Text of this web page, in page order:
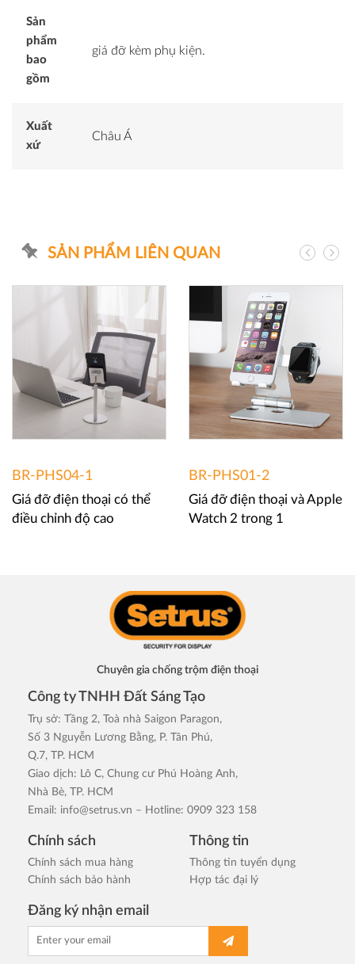
Sản
phẩm
bao
gồm
giá đỡ kèm phụ kiện.
Xuất
xứ
Châu Á
SẢN PHẨM LIÊN QUAN
BR-PHS04-1
Giá đỡ điện thoại có thể
điều chỉnh độ cao
BR-PHS01-2
Giá đỡ điện thoại và Apple
Watch 2 trong 1
Chuyên gia chống trộm điện thoại
Công ty TNHH Đất Sáng Tạo
Trụ sở: Tầng 2, Toà nhà Saigon Paragon,
Số 3 Nguyễn Lương Bằng, P. Tân Phú,
Q.7, TP. HCM
Giao dịch: Lô C, Chung cư Phú Hoàng Anh,
Nhà Bè, TP. HCM
Email: info@setrus.vn – Hotline: 0909 323 158
Chính sách
Chính sách mua hàng
Chính sách bảo hành
Thông tin
Thông tin tuyển dụng
Hợp tác đại lý
Đăng ký nhận email